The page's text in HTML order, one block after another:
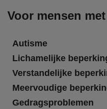
Voor mensen met
Autisme
Lichamelijke
Verstandelijke
Meervoudige
Gedragsproblemen